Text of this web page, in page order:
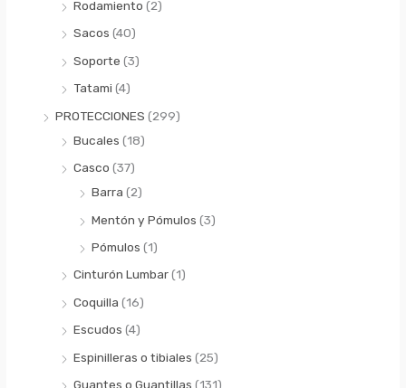
Rodamiento (2)
Sacos (40)
Soporte (3)
Tatami (4)
PROTECCIONES (299)
Bucales (18)
Casco (37)
Barra (2)
Mentón y Pómulos (3)
Pómulos (1)
Cinturón Lumbar(1)
Coquilla (16)
Escudos (4)
Espinilleras o tibiales (25)
Guantes o Guantillas (131)